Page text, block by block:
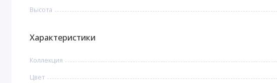
Высота
Характеристики
Коллекция
Цвет